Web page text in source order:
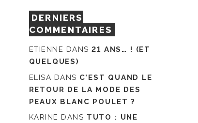
DERNIERS
COMMENTAIRES
ETIENNE DANS21 ANS… ! (ET
QUELQUES)
ELISA DANS C’EST QUAND LE
RETOUR DE LA MODE DES
PEAUX BLANC POULET ?
KARINE DANS TUTO : UNE